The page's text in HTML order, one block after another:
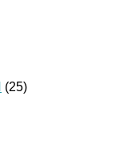
(25)